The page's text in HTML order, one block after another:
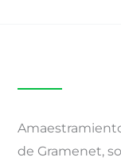
de Gramenet,